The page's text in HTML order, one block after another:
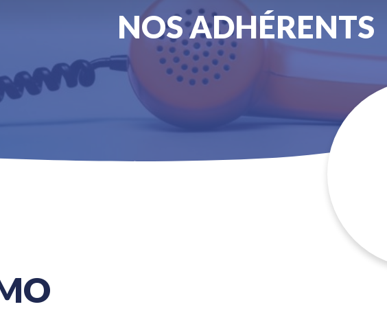
NOS ADHÉRENTS